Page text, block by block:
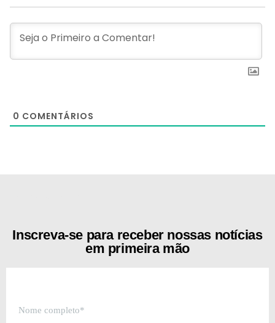
0 COMENTÁRIOS
Inscreva-se para receber nossas notícias
em primeira mão